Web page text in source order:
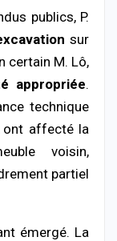
publics, P.
sur
certain M. Lô,
appropriée.
technique
ont affecté la
voisin,
partiel
émergé. La